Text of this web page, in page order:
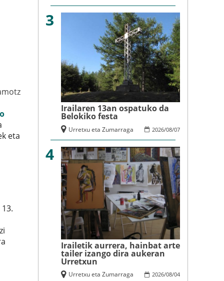
eta
3
Irailaren 13an ospatuko da
Belokiko festa
2026/08/07
Urretxu eta Zumarraga
4
Irailetik aurrera, hainbat arte
tailer izango dira aukeran
Urretxun
2026/08/04
Urretxu eta Zumarraga